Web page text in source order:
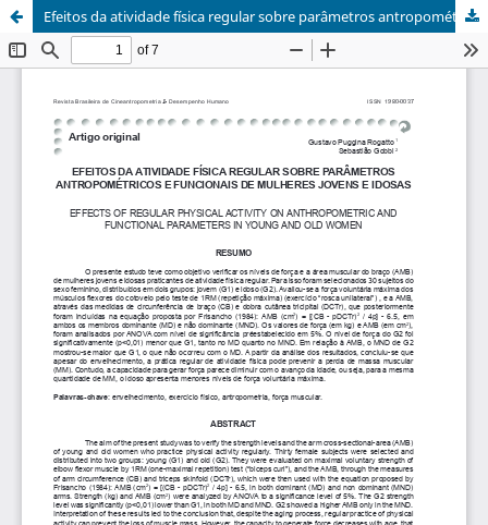
Efeitos da atividade física regular sobre parâmetros antropométricos e funcionais de mulheres jovens e idosas